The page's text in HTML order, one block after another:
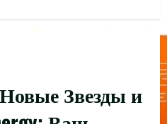
Звезды и